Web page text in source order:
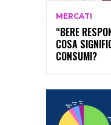
MERCATI
“BERE
COSA
CONSUMI?